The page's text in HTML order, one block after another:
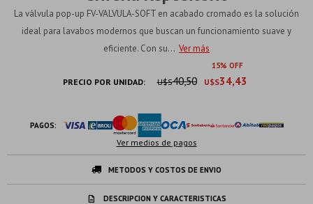
La válvula pop-up FV-VALVULA-SOFT en acabado cromado es la solución
ideal para lavabos modernos que buscan un funcionamiento suave y
eficiente. Con su... Ver más
15
PRECIO POR UNIDAD: U$S34,43
U$S40,50
PAGOS:
Ver medios de pagos
METODOS Y COSTOS DE ENVIO
DESCRIPCION Y CARACTERISTICAS